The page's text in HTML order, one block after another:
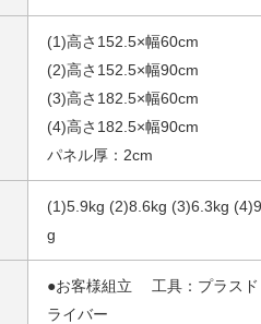
(1)高さ152.5×幅60cm
(2)高さ152.5×幅90cm
(3)高さ182.5×幅60cm
(4)高さ182.5×幅90cm
パネル厚：2cm
(1)5.9kg (2)8.6kg (3)6.3kg
g
●お客様組立 工具：プラスド
ライバー